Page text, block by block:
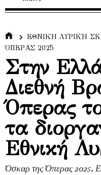
ΕΘΝΙΚΉ ΛΥΡΙΚΉ
ΌΠΕΡΑΣ 2025
Στην
Διεθνή
Όπερας
τα
Εθνική
Όσκαρ της Όπερας 2025,